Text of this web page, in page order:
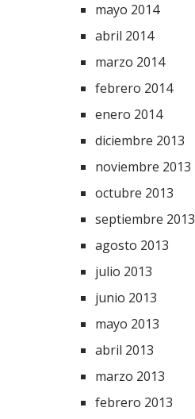
mayo 2014
abril 2014
marzo 2014
febrero 2014
enero 2014
diciembre 2013
noviembre 2013
octubre 2013
septiembre 2013
agosto 2013
julio 2013
junio 2013
mayo 2013
abril 2013
marzo 2013
febrero 2013